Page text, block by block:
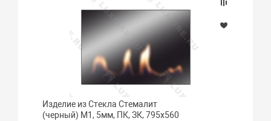
Изделие из Стекла Стемалит
(черный) М1, 5мм, ПК, ЗК, 795х560